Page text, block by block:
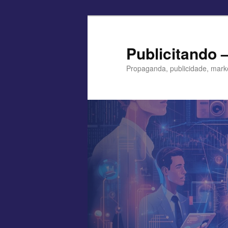
Publicitando
Propaganda, publicidade,